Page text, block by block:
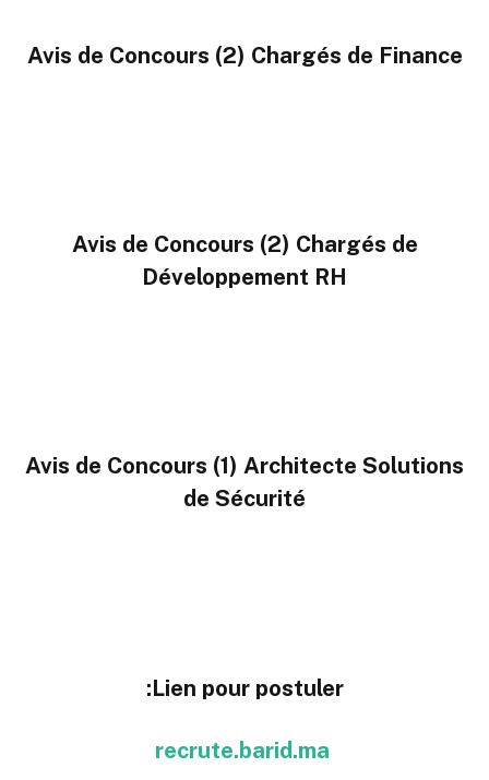
Avis de Concours (2) Chargés de Finance
Avis de Concours (2) Chargés de
Développement RH
Avis de Concours (1) Architecte Solutions
de Sécurité
Lien pour postuler:
recrute.barid.ma